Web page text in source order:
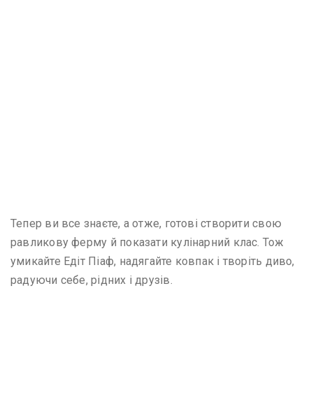
Тепер ви все знаєте, а отже, готові створити свою
равликову ферму й показати кулінарний клас. Тож
умикайте Едіт Піаф, надягайте ковпак і творіть диво,
радуючи себе, рідних і друзів.